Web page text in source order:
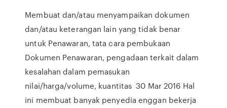
Membuat dan/atau menyampaikan dokumen
dan/atau keterangan lain yang tidak benar
untuk Penawaran, tata cara pembukaan
Dokumen Penawaran, pengadaan terkait dalam
kesalahan dalam pemasukan
nilai/harga/volume, kuantitas 30 Mar 2016 Hal
ini membuat banyak penyedia enggan bekerja